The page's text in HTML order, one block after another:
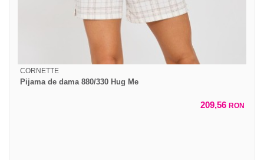
CORNETTE
Pijama de dama 880/330 Hug Me
209,56 RON